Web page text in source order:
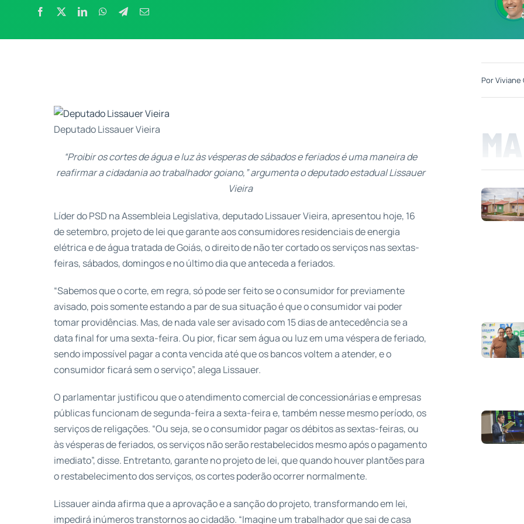
Deputado Lissauer Vieira
“Proibir os cortes de água e luz às vésperas de sábados e feriados é uma maneira de
reafirmar a cidadania ao trabalhador goiano,” argumenta o deputado estadual Lissauer
Vieira
Líder do PSD na Assembleia Legislativa, deputado Lissauer Vieira, apresentou hoje, 16
de setembro, projeto de lei que garante aos consumidores residenciais de energia
elétrica e de água tratada de Goiás, o direito de não ter cortado os serviços nas sextas-
feiras, sábados, domingos e no último dia que anteceda a feriados.
“Sabemos que o corte, em regra, só pode ser feito se o consumidor for previamente
avisado, pois somente estando a par de sua situação é que o consumidor vai poder
tomar providências. Mas, de nada vale ser avisado com 15 dias de antecedência se a
data final for uma sexta-feira. Ou pior, ficar sem água ou luz em uma véspera de feriado,
sendo impossível pagar a conta vencida até que os bancos voltem a atender, e o
consumidor ficará sem o serviço”, alega Lissauer.
O parlamentar justificou que o atendimento comercial de concessionárias e empresas
públicas funcionam de segunda-feira a sexta-feira e, também nesse mesmo período, os
serviços de religações. “Ou seja, se o consumidor pagar os débitos as sextas-feiras, ou
às vésperas de feriados, os serviços não serão restabelecidos mesmo após o pagamento
imediato”, disse. Entretanto, garante no projeto de lei, que quando houver plantões para
o restabelecimento dos serviços, os cortes poderão ocorrer normalmente.
Lissauer ainda afirma que a aprovação e a sanção do projeto, transformando em lei,
impedirá inúmeros transtornos ao cidadão. “Imagine um trabalhador que sai de casa
PorViviane